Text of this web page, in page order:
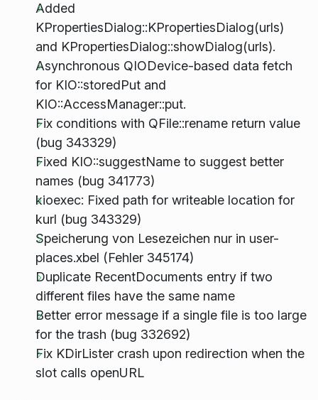
Added
KPropertiesDialog::KPropertiesDialog(urls)
and KPropertiesDialog::showDialog(urls).
Asynchronous QIODevice-based data fetch
for KIO::storedPut and
KIO::AccessManager::put.
Fix conditions with QFile::rename return value
(bug 343329)
Fixed KIO::suggestName to suggest better
names (bug 341773)
kioexec: Fixed path for writeable location for
kurl (bug 343329)
Speicherung von Lesezeichen nur in user-
places.xbel (Fehler 345174)
Duplicate RecentDocuments entry if two
different files have the same name
Better error message if a single file is too large
for the trash (bug 332692)
Fix KDirLister crash upon redirection when the
slot calls openURL